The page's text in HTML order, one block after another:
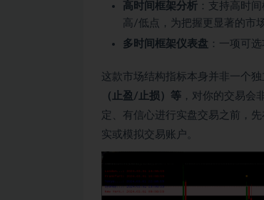
高时间框架分析 ：支持高时
高/低点，为把握更显著的市
多时间框架仪表盘 ：一项可
这款市场结构指标本身并非一个
（止盈/止损）等 ，对你的交易会
定、有信心进行实盘交易之前，
实或模拟交易账户。